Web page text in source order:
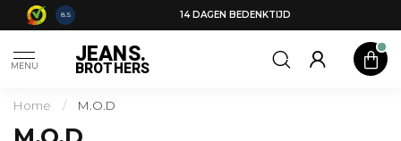
8.5 14 DAGEN BEDENKTIJD
MENU JEANS.
BROTHERS
Home / M.O.D